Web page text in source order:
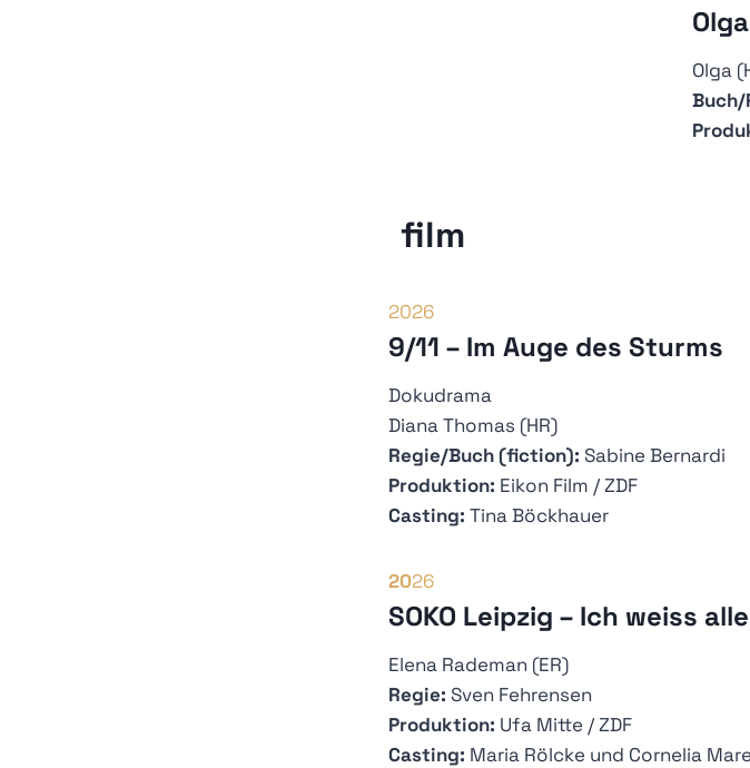
Olga
Buch/
film
2026
9/11 – Im Auge des Sturms
Dokudrama
Diana Thomas (HR)
Regie/Buch (fiction): Sabine Bernardi
Produktion: Eikon Film / ZDF
Casting: Tina Böckhauer
2026
SOKO Leipzig – Ich weiss
Elena Rademan (ER)
Regie: Sven Fehrensen
Produktion: Ufa Mitte / ZDF
Casting: Maria Rölcke und Cornelia